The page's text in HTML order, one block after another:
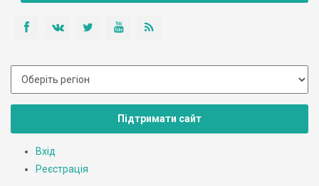
Підтримати сайт
Вхід
Реєстрація